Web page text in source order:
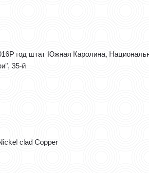
год штат Южная Каролина,
35-й
clad Copper